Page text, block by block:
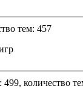
тем: 457
количество